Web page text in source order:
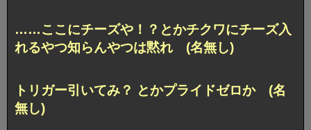
……ここにチーズや！？ とかチクワにチーズ入
れるやつ知らんやつは黙れ (名無し)
トリガー引いてみ？ とかプライドゼロか (名
無し)